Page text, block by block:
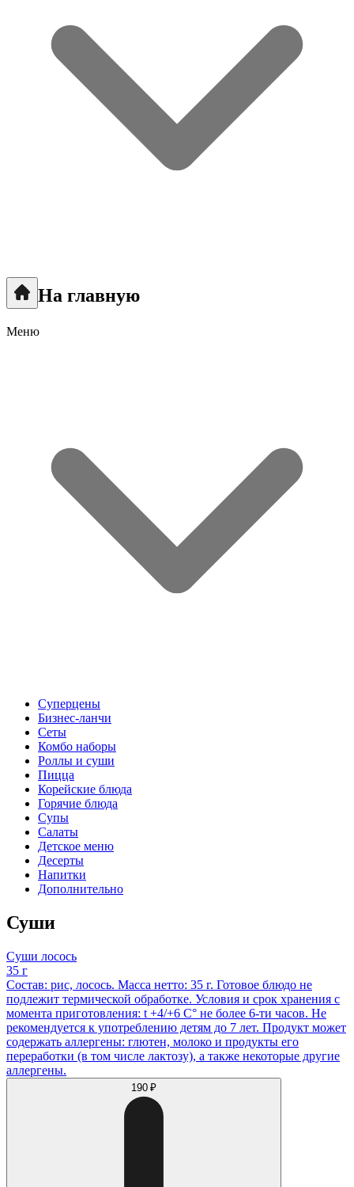
На главную
Меню
Суперцены
Бизнес-ланчи
Сеты
Комбо наборы
Роллы и суши
Пицца
Корейские блюда
Горячие блюда
Супы
Салаты
Детское меню
Десерты
Напитки
Дополнительно
Суши
Суши лосось
35 г
Состав: рис, лосось. Масса нетто: 35 г. Готовое блюдо не
подлежит термической обработке. Условия и срок хранения с
момента приготовления: t +4/+6 С° не более 6-ти часов. Не
рекомендуется к употреблению детям до 7 лет. Продукт может
содержать аллергены: глютен, молоко и продукты его
переработки (в том числе лактозу), а также некоторые другие
аллергены.
190 ₽